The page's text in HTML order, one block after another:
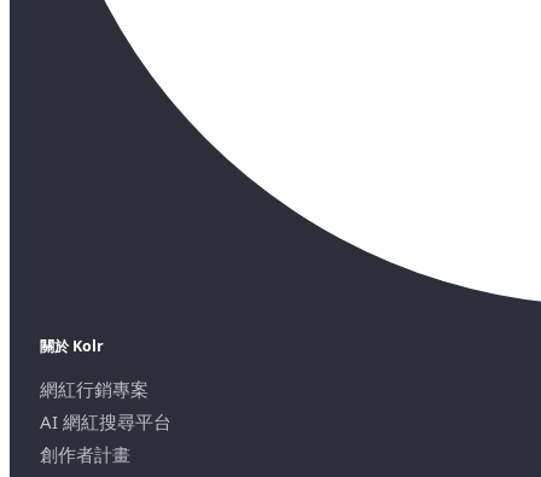
關於 Kolr
網紅行銷專案
AI 網紅搜尋平台
創作者計畫